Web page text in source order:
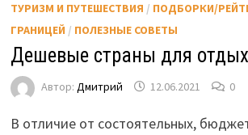
ТУРИЗМ И ПУТЕШЕСТВИЯ / ПОДБОРКИ/
ГРАНИЦЕЙ / ПОЛЕЗНЫЕ СОВЕТЫ
Дешевые страны для
Автор: Дмитрий 12.06.2021 0
В отличие от состоятельных,